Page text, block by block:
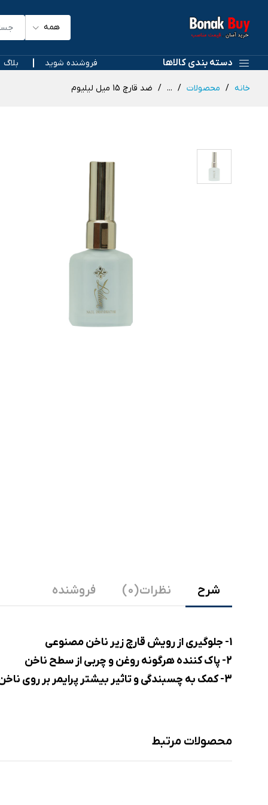
همه
دسته بندی کالاها فروشنده شوید بلاگ
خانه محصولات ... ضد قارچ 15 میل لیلیوم
شرح نظرات (0) فروشنده
1- جلوگیری از رویش قارچ زیر ناخن مصنوعی
2- پاک کننده هرگونه روغن و چربی از سطح ناخن
3- کمک به چسبندگی و تاثیر بیشتر پرایمر بر روی ناخن
محصولات مرتبط